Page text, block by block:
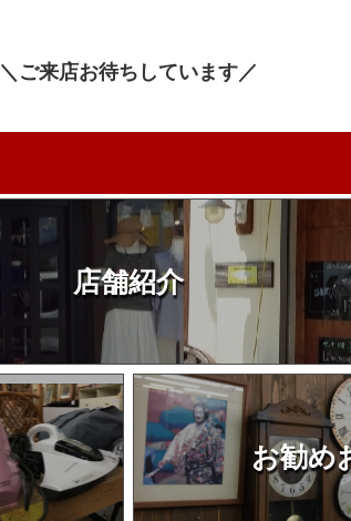
＼ご来店お待ちしています／
店舗紹介
お勧め